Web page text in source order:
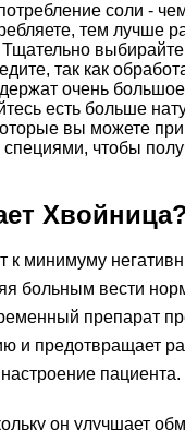
соли -
тем лучше
так как
очень
есть больше
вы можете
чтобы
к минимуму
больным вести
препарат
и предотвращает
пациента.
он улучшает